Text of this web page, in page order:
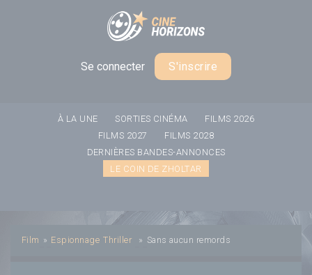
Se connecter S'inscrire
À LA UNE SORTIES CINÉMA
FILMS 2026
FILMS 2027
FILMS 2028
DERNIÈRES BANDES-ANNONCES
LE COIN DE ZHOLTAR
Film » Espionnage Thriller » Sans aucun remords
Panneau de gestion des cookies